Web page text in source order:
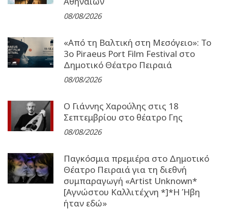
08/08/2026
«Από τη Βαλτική στη Μεσόγειο»: Το
3o Piraeus Port Film Festival στο
Δημοτικό Θέατρο Πειραιά
08/08/2026
Ο Γιάννης Χαρούλης στις 18
Σεπτεμβρίου στο θέατρο Γης
08/08/2026
Παγκόσμια πρεμιέρα στο Δημοτικό
Θέατρο Πειραιά για τη διεθνή
συμπαραγωγή «Artist Unknown*
[Αγνώστου Καλλιτέχνη *]*Η Ήβη
ήταν εδώ»